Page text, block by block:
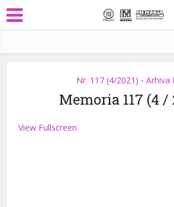
Nr. 117 (4/2021) • Arhiva
Memoria 117 (4 /
View Fullscreen